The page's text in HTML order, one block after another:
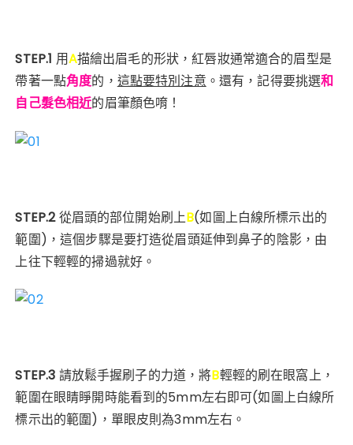
STEP.1 用A描繪出眉毛的形狀，紅唇妝通常適合的眉型是
帶著一點角度的， 這點要特別注意 。還有，記得要挑選和
自己髮色相近的眉筆顏色唷！
STEP.2從眉頭的部位開始刷上B(如圖上白線所標示出的
範圍)，這個步驟是要打造從眉頭延伸到鼻子的陰影，由
上往下輕輕的掃過就好。
STEP.3 請放鬆手握刷子的力道，將B輕輕的刷在眼窩上，
範圍在眼睛睜開時能看到的5mm左右即可(如圖上白線所
標示出的範圍)， 單眼皮則為3mm左右。